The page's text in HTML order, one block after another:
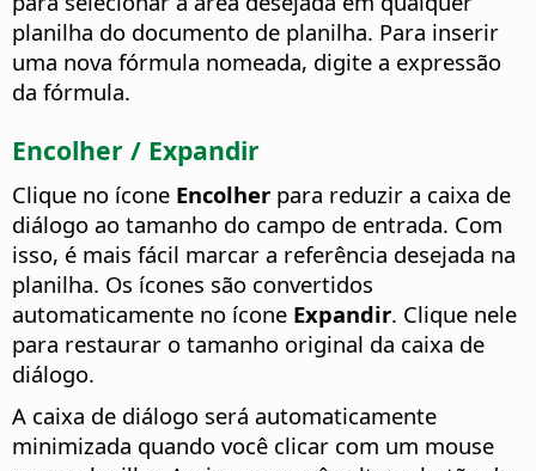
planilha do documento de planilha. Para inserir
uma nova fórmula nomeada, digite a expressão
da fórmula.
Encolher / Expandir
Clique no ícone Encolher para reduzir a caixa de
diálogo ao tamanho do campo de entrada. Com
isso, é mais fácil marcar a referência desejada na
planilha. Os ícones são convertidos
automaticamente no ícone Expandir. Clique nele
para restaurar o tamanho original da caixa de
diálogo.
A caixa de diálogo será automaticamente
minimizada quando você clicar com um mouse